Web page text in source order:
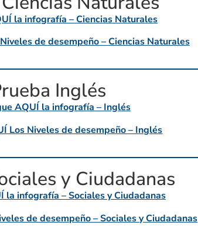
la infografía – Ciencias Naturales
de desempeño – Ciencias Naturales
Inglés
AQUÍ la infografía – Inglés
Los Niveles de desempeño – Inglés
y Ciudadanas
la infografía – Sociales y Ciudadanas
de desempeño – Sociales y Ciudadanas